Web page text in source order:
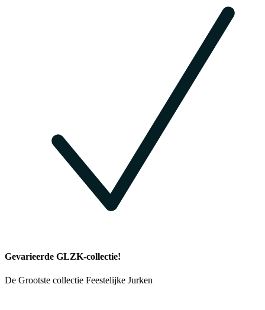
Gevarieerde GLZK-collectie!
De Grootste collectie Feestelijke Jurken